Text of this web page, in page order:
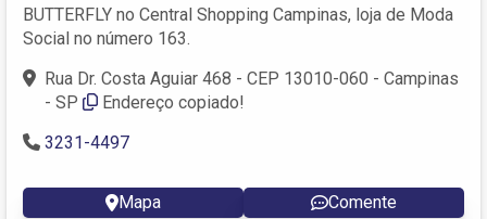
BUTTERFLY no Central Shopping Campinas, loja de Moda
Social no número 163.
Rua Dr. Costa Aguiar 468 - CEP 13010-060 - Campinas
- SP
Endereço copiado!
3231-4497
Mapa Comente